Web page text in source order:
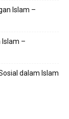
Islam –
Islam –
dalam Islam